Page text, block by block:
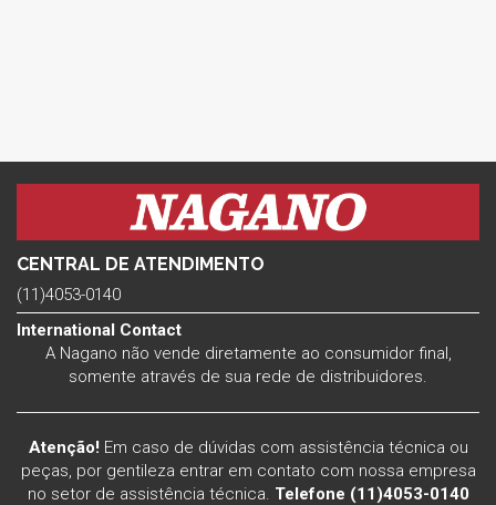
CENTRAL DE ATENDIMENTO
(11)4053-0140
International Contact
A Nagano não vende diretamente ao consumidor final,
somente através de sua rede de distribuidores.
Atenção! Em caso de dúvidas com assistência técnica ou
peças, por gentileza entrar em contato com nossa empresa
no setor de assistência técnica. Telefone (11)4053-0140